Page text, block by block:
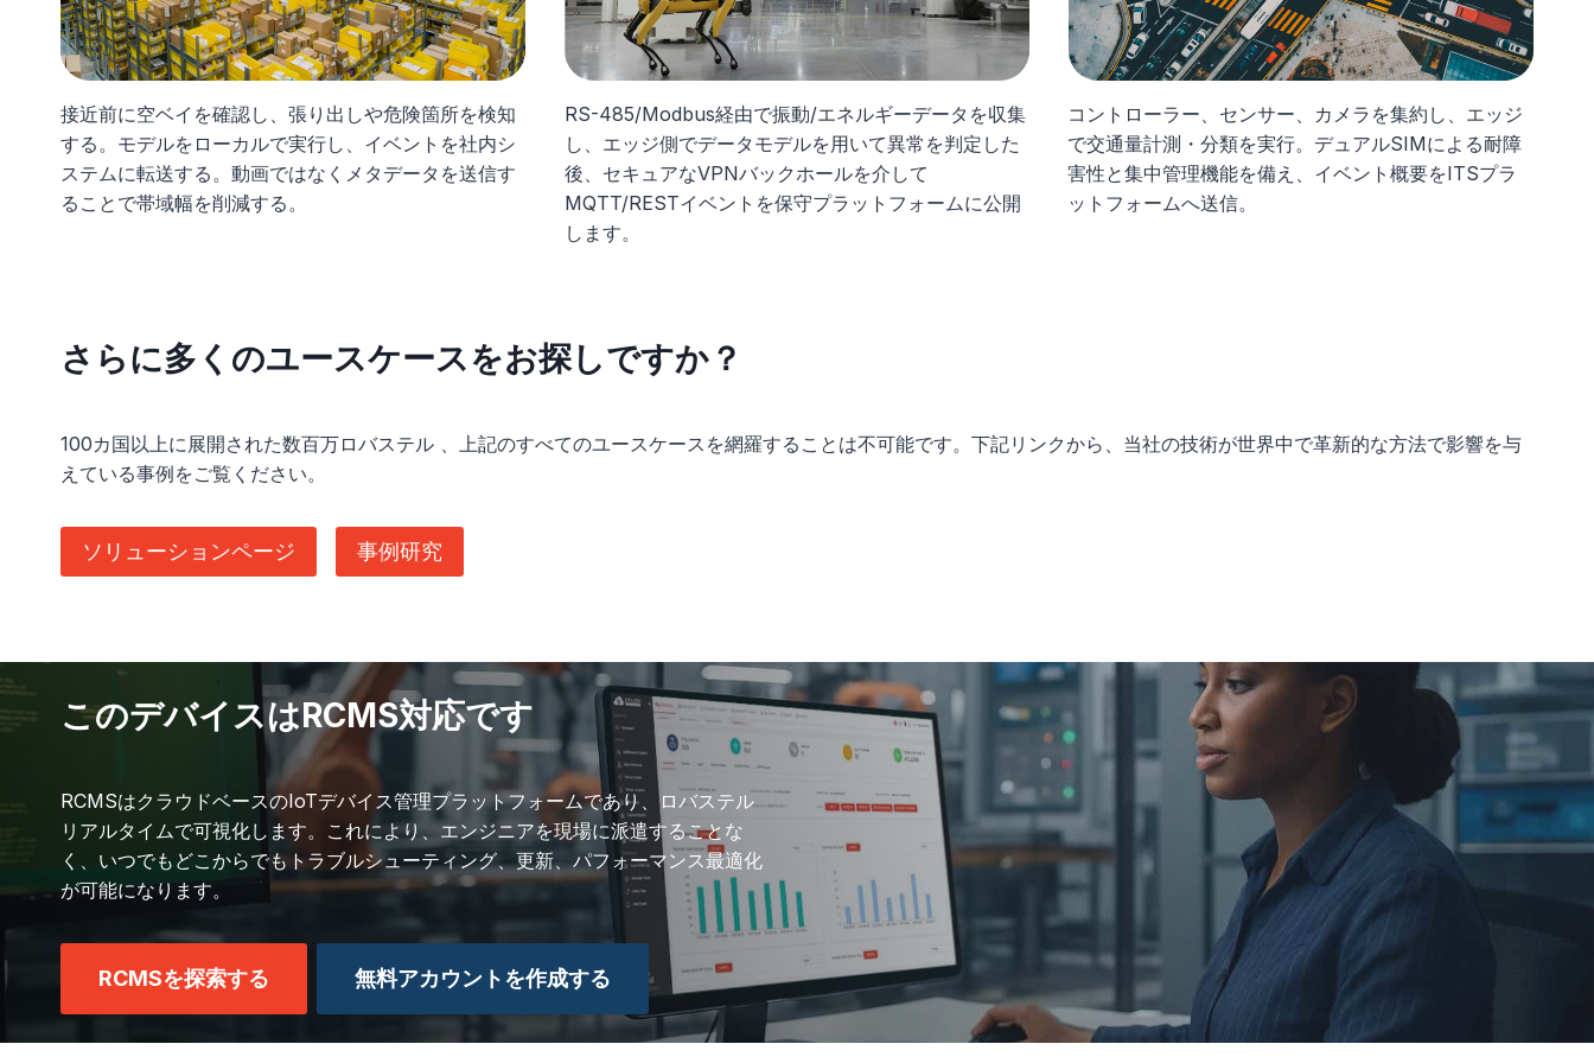
接近前に空ベイを確認し、張り出しや危険箇所を検知
する。モデルをローカルで実行し、イベントを社内シ
ステムに転送する。動画ではなくメタデータを送信す
ることで帯域幅を削減する。
RS-485/Modbus経由で振動/エネルギーデータを収集
し、エッジ側でデータモデルを用いて異常を判定した
後、セキュアなVPNバックホールを介して
MQTT/RESTイベントを保守プラットフォームに公開
します。
コントローラー、センサー、カメラを集約し、エッジ
で交通量計測・分類を実行。デュアルSIMによる耐障
害性と集中管理機能を備え、イベント概要をITSプラ
ットフォームへ送信。
さらに多くのユースケースをお探しですか？
100カ国以上に展開された数百万ロバステル 、上記のすべてのユースケースを網羅することは不可能です。下記リンクから、当社の技術が世界中で革新的な方法で影響を与
えている事例をご覧ください。
ソリューションページ 事例研究
このデバイスはRCMS対応です
RCMSはクラウドベースのIoTデバイス管理プラットフォームであり、ロバステル
リアルタイムで可視化します。これにより、エンジニアを現場に派遣することな
く、いつでもどこからでもトラブルシューティング、更新、パフォーマンス最適化
が可能になります。
RCMSを探索する 無料アカウントを作成する